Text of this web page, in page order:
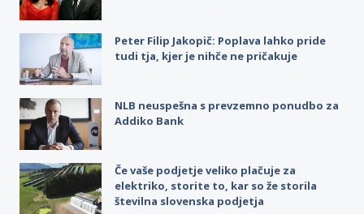
Peter Filip Jakopič: Poplava lahko pride
tudi tja, kjer je nihče ne pričakuje
NLB neuspešna s prevzemno ponudbo za
Addiko Bank
Če vaše podjetje veliko plačuje za
elektriko, storite to, kar so že storila
številna slovenska podjetja